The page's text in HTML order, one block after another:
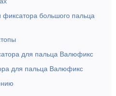
фиксатора большого пальца
для пальца Валюфикс
для пальца Валюфикс